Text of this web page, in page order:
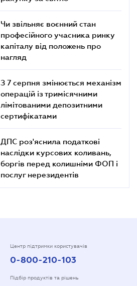
Чи звільняє воєнний стан
професійного учасника ринку
капіталу від положень про
нагляд
З 7 серпня змінюється механізм
операцій із тримісячними
лімітованими депозитними
сертифікатами
ДПС роз'яснила податкові
наслідки курсових коливань,
боргів перед колишніми ФОП і
послуг нерезидентів
Центр підтримки користувачів
0-800-210-103
Підбір продуктів та рішень